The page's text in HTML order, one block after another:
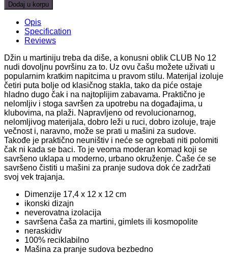
CLUB
NO.
Superglas
of
2
crystal
clear
quantity
Dodaj u korpu
Opis
Specification
Reviews
Džin u martiniju treba da diše, a konusni oblik CLUB No 12
nudi dovoljnu površinu za to. Uz ovu čašu možete uživati u
popularnim kratkim napitcima u pravom stilu. Materijal izoluje
četiri puta bolje od klasičnog stakla, tako da piće ostaje
hladno dugo čak i na najtoplijim zabavama. Praktično je
nelomljiv i stoga savršen za upotrebu na događajima, u
klubovima, na plaži. Napravljeno od revolucionarnog,
nelomljivog materijala, dobro leži u ruci, dobro izoluje, traje
večnost i, naravno, može se prati u mašini za sudove.
Takođe je praktično neuništiv i neće se ogrebati niti polomiti
čak ni kada se baci. To je veoma moderan komad koji se
savršeno uklapa u moderno, urbano okruženje. Čaše će se
savršeno čistiti u mašini za pranje sudova dok će zadržati
svoj vek trajanja.
Dimenzije 17,4 x 12 x 12 cm
ikonski dizajn
neverovatna izolacija
savršena čaša za martini, gimlets ili kosmopolite
neraskidiv
100% reciklabilno
Mašina za pranje sudova bezbedno